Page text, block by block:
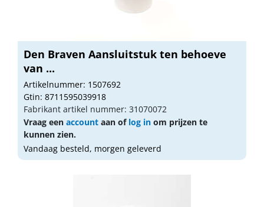
Den Braven Aansluitstuk ten behoeve
van ...
Artikelnummer: 1507692
Gtin: 8711595039918
Fabrikant artikel nummer: 31070072
Vraag een account aan of log in om prijzen te
kunnen zien.
Vandaag besteld, morgen geleverd